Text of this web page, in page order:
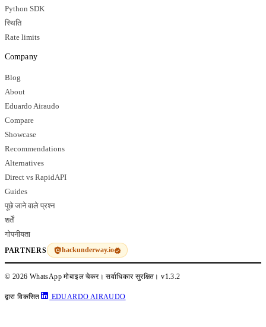
Python SDK
स्थिति
Rate limits
Company
Blog
About
Eduardo Airaudo
Compare
Showcase
Recommendations
Alternatives
Direct vs RapidAPI
Guides
पूछे जाने वाले प्रश्न
शर्तें
गोपनीयता
PARTNERS hackunderway.io
© 2026 WhatsApp मोबाइल चेकर। सर्वाधिकार सुरक्षित।v1.3.2
द्वारा विकसित EDUARDO AIRAUDO